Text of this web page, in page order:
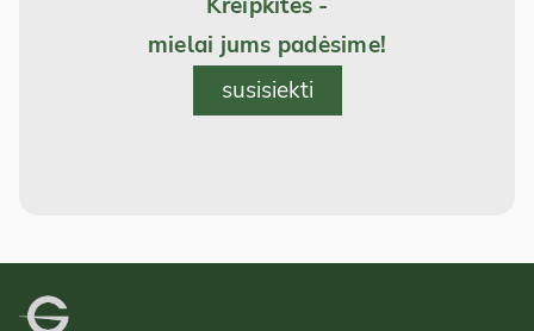
Kreipkitės -
mielai jums padėsime!
susisiekti